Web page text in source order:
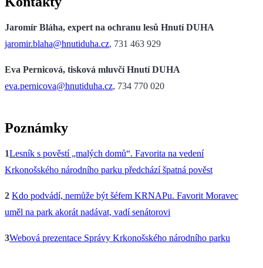
Jaromír Bláha, expert na ochranu lesů Hnutí DUHA
jaromir.blaha@hnutiduha.cz, 731 463 929
Eva Pernicová, tisková mluvčí Hnutí DUHA
eva.pernicova@hnutiduha.cz, 734 770 020
Poznámky
1Lesník s pověstí „malých domů“. Favorita na vedení
Krkonošského národního parku předchází špatná pověst
2 Kdo podvádí, nemůže být šéfem KRNAPu. Favorit Moravec
uměl na park akorát nadávat, vadí senátorovi
3Webová prezentace Správy Krkonošského národního parku